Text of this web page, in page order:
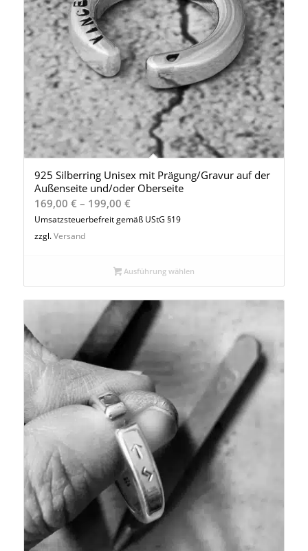
925 Silberring Unisex mit Prägung/Gravur auf der
Außenseite und/oder Oberseite
169,00 € – 199,00 €Preisspanne:
169,00 €
Umsatzsteuerbefreit gemäß UStG §19
zzgl.Versand
Ausführung wählen